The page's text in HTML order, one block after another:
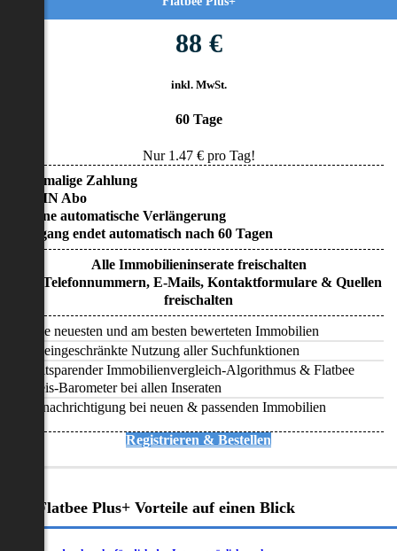
88 €
inkl. MwSt.
60 Tage
Nur 1.47€ pro Tag!
• Einmalige Zahlung
• KEIN Abo
• Keine automatische Verlängerung
• Zugang endet automatisch nach 60 Tagen
Alle Immobilieninserate freischalten
Alle Telefonnummern, E-Mails, Kontaktformulare & Quellen
freischalten
Alle neuesten und am besten bewerteten Immobilien
Uneingeschränkte Nutzung aller Suchfunktionen
Zeitsparender Immobilienvergleich-Algorithmus & Flatbee
Preis-Barometer bei allen Inseraten
Benachrichtigung bei neuen & passenden Immobilien
Registrieren & Bestellen
Flatbee Plus+ Vorteile auf einen Blick